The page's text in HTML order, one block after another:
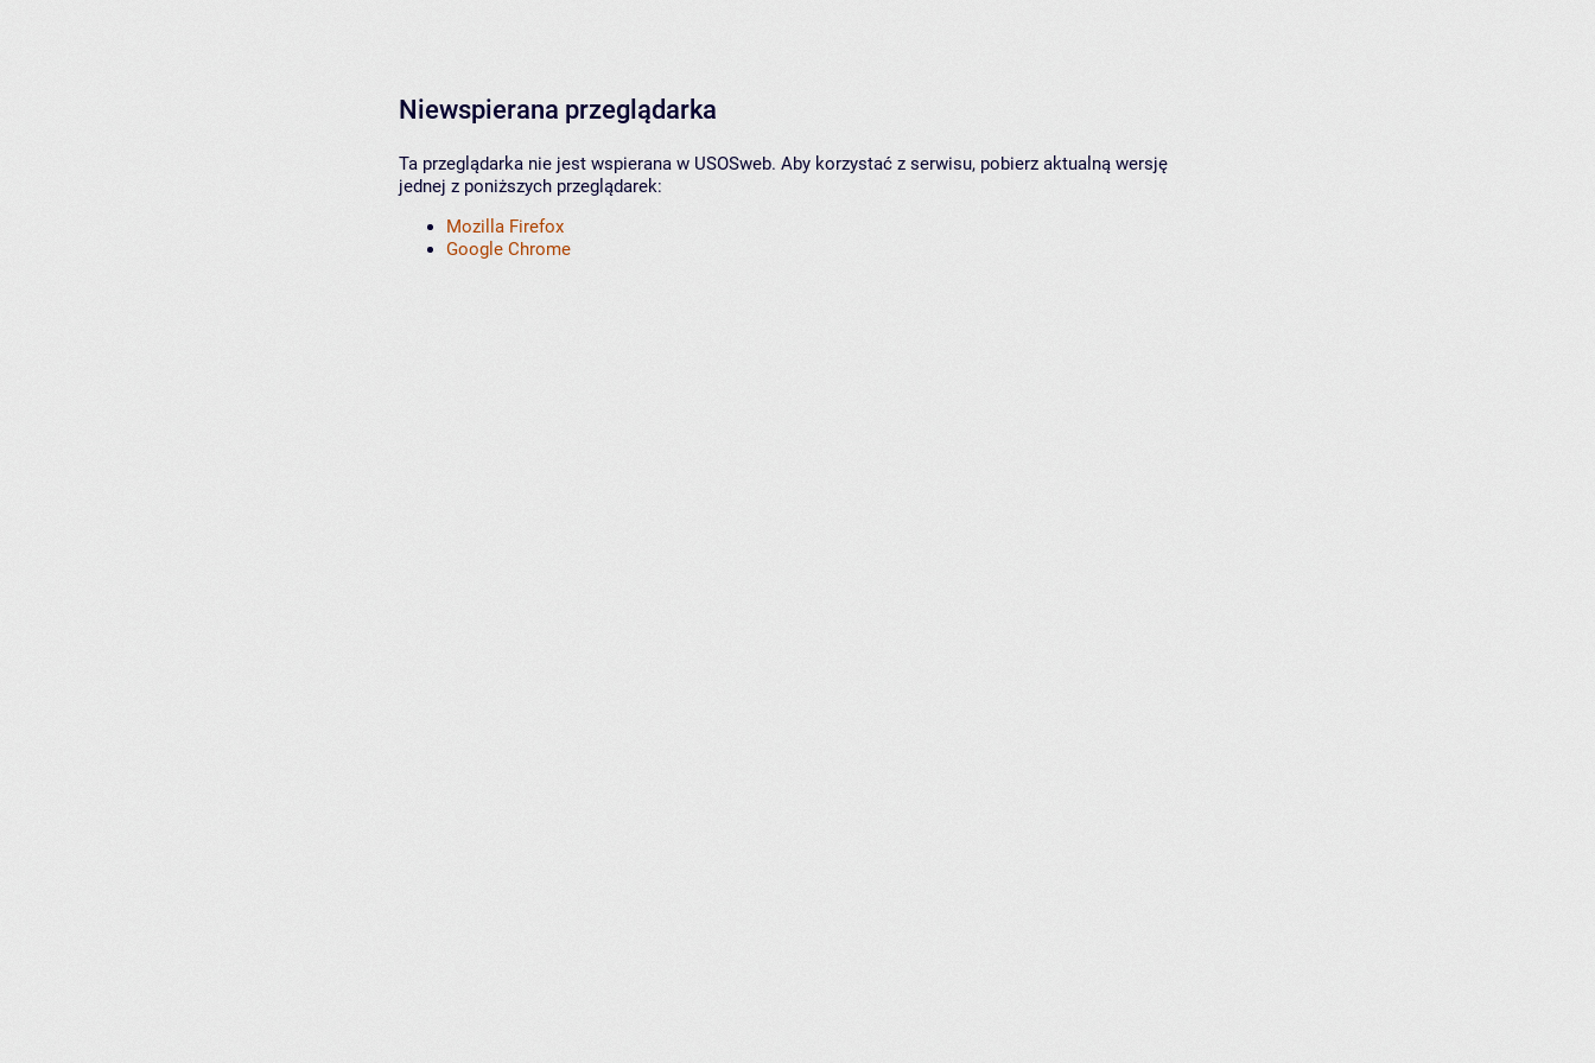
Niewspierana przeglądarka
Ta przeglądarka nie jest wspierana w USOSweb. Aby korzystać z serwisu, pobierz aktualną wersję
jednej z poniższych przeglądarek:
Mozilla Firefox
Google Chrome